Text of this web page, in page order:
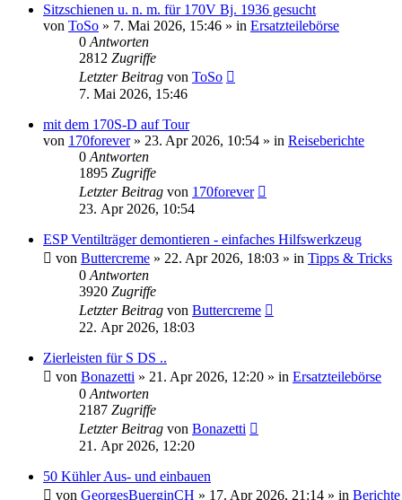
Sitzschienen u. n. m. für 170V Bj. 1936 gesucht
von ToSo » 7. Mai 2026, 15:46 » in Ersatzteilebörse
0 Antworten
2812 Zugriffe
Letzter Beitrag von ToSo
7. Mai 2026, 15:46
mit dem 170S-D auf Tour
von 170forever» 23. Apr 2026, 10:54 » in Reiseberichte
0 Antworten
1895 Zugriffe
Letzter Beitrag von 170forever
23. Apr 2026, 10:54
ESP Ventilträger demontieren - einfaches Hilfswerkzeug
von Buttercreme » 22. Apr 2026, 18:03 » in Tipps & Tricks
0 Antworten
3920 Zugriffe
Letzter Beitrag von Buttercreme
22. Apr 2026, 18:03
Zierleisten für S DS ..
von Bonazetti » 21. Apr 2026, 12:20 » in Ersatzteilebörse
0 Antworten
2187 Zugriffe
Letzter Beitrag von Bonazetti
21. Apr 2026, 12:20
50 Kühler Aus- und einbauen
von GeorgesBuerginCH » 17. Apr 2026, 21:14 » in Berichte